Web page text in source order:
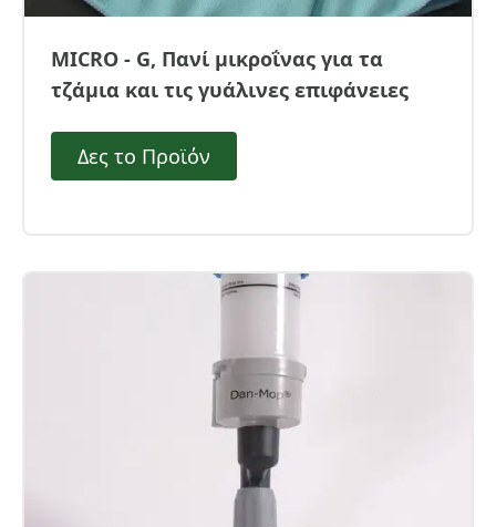
MICRO - G, Πανί μικροΐνας για τα
τζάμια και τις γυάλινες επιφάνειες
Δες το Προϊόν